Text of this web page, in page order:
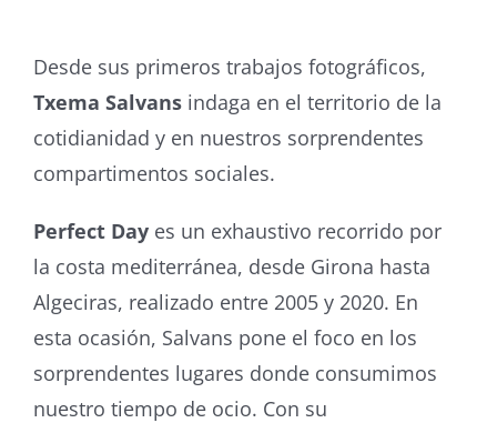
Desde sus primeros trabajos fotográficos,
Txema Salvansindaga en el territorio de la
cotidianidad y en nuestros sorprendentes
compartimentos sociales.
Perfect Dayes un exhaustivo recorrido por
la costa mediterránea, desde Girona hasta
Algeciras, realizado entre 2005 y 2020. En
esta ocasión, Salvans pone el foco en los
sorprendentes lugares donde consumimos
nuestro tiempo de ocio. Con su